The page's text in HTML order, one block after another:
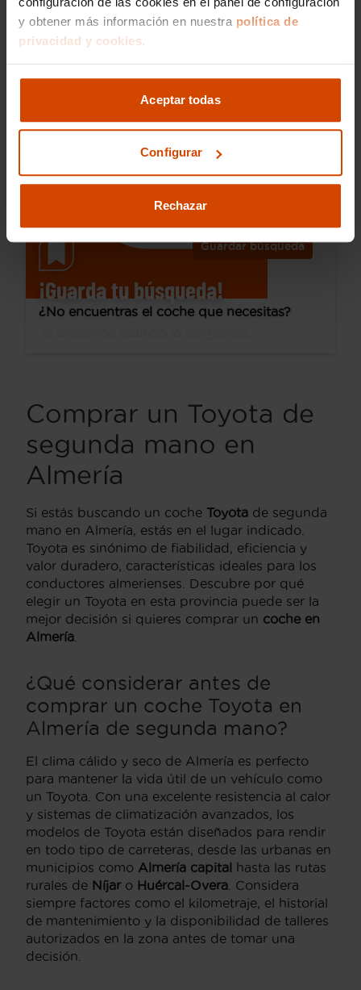
y obtener más información en nuestra política de
privacidad y cookies.
Aceptar todas
Configurar
Rechazar
Desde 264 € /mes*
Toyota Corolla
1.8 125H ACTIVE TECH E-CVT
2020
39.107 km
Híbrido no enchufable
Automática
Roquetas
Guardar búsqueda
¡Guarda tu búsqueda!
¿No encuentras el coche que necesitas?
Comprar un Toyota de
segunda mano en
Almería
Si estás buscando un coche Toyota de segunda
mano en Almería, estás en el lugar indicado.
Toyota es sinónimo de fiabilidad, eficiencia y
valor duradero, características ideales para los
conductores almerienses. Descubre por qué
elegir un Toyota en esta provincia puede ser la
mejor decisión si quieres comprar un coche en
Almería
¿Qué considerar antes de
comprar un coche Toyota en
Almería de segunda mano?
El clima cálido y seco de Almería es perfecto
para mantener la vida útil de un vehículo como
un Toyota. Con una excelente resistencia al calor
y sistemas de climatización avanzados, los
modelos de Toyota están diseñados para rendir
en todo tipo de carreteras, desde las urbanas en
municipios como Almería capital hasta las rutas
rurales de Níjaro Huércal-Overa . Considera
siempre factores como el kilometraje, el historial
de mantenimiento y la disponibilidad de talleres
autorizados en la zona antes de tomar una
decisión.